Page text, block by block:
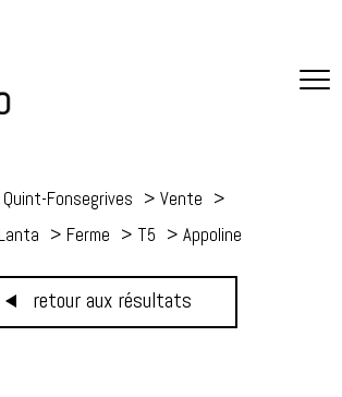
Fonsegrives Vente
Lanta Ferme T5 Appoline
retour aux résultats